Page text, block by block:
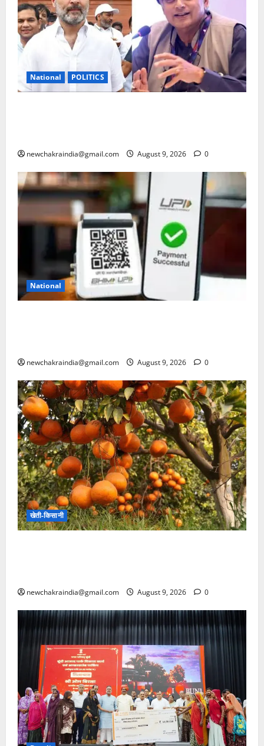
National POLITICS
newchakraindia@gmail.com August 9, 2026 0
National
newchakraindia@gmail.com August 9, 2026 0
खेती-किसानी
newchakraindia@gmail.com August 9, 2026 0